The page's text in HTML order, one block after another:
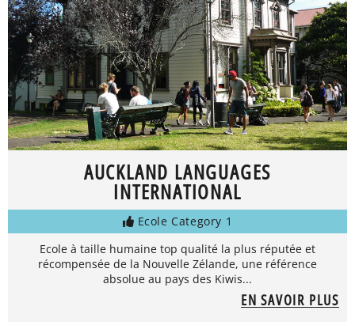
AUCKLAND LANGUAGES
INTERNATIONAL
Ecole Category 1
Ecole à taille humaine top qualité la plus réputée et
récompensée de la Nouvelle Zélande, une référence
absolue au pays des Kiwis...
EN SAVOIR PLUS